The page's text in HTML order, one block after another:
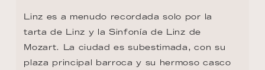
Linz es a menudo recordada solo por la
tarta de Linz y la Sinfonía de Linz de
Mozart. La ciudad es subestimada, con su
plaza principal barroca y su hermoso casco